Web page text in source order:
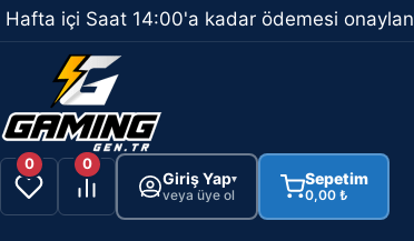
İçeriğe
atla
Hafta içi Saat 14:00'a kadar ödemesi
0 0
Giriş Yap▾
veya üye ol
Sepetim
0,00 ₺